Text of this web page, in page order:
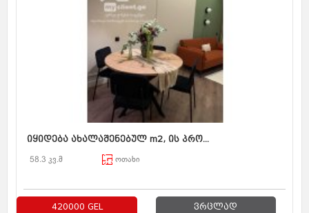
იყიდება ახალაშენებულ m2, ის პრო...
58.3 კვ.მ ოთახი
420000 GEL ვრცლად